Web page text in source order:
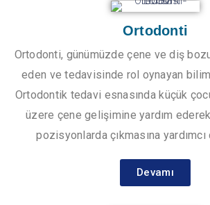
Ortodonti
Ortodonti, günümüzde çene ve diş
eden ve tedavisinde rol oynayan bilim
Ortodontik tedavi esnasında küçük
üzere çene gelişimine yardım
pozisyonlarda çıkmasına yardımcı
Devamı